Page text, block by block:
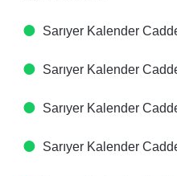
Sarıyer Kalender
Sarıyer Kalender
Sarıyer Kalender
Sarıyer Kalender